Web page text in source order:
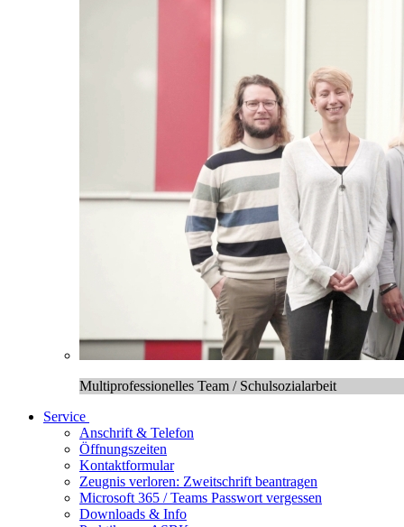
Multiprofessionelles Team / Schulsozialarbeit
Service
Anschrift & Telefon
Öffnungszeiten
Kontaktformular
Zeugnis verloren: Zweitschrift beantragen
Microsoft 365 / Teams Passwort vergessen
Downloads & Info